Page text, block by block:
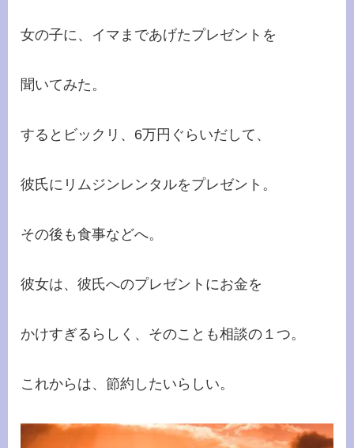
女の子に、イマまであげたプレゼントを
聞いてみた。
するとビックリ、6万円ぐらいだして、
彼氏にリムジンレンタルをプレゼント。
その後も食事などへ。
彼女は、彼氏へのプレゼントにお金を
かけすぎるらしく、そのことも相談の１つ。
これからは、節約したいらしい。